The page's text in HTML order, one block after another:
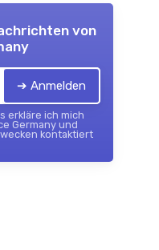
von
➔ Anmelden
erkläre ich mich
Germany und
kontaktiert